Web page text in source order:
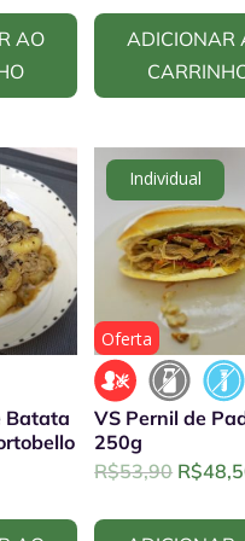
AO
ADICIONAR
Batata
Individual
Oferta
VS Pernil de
250g
R$53,90
was:
R$